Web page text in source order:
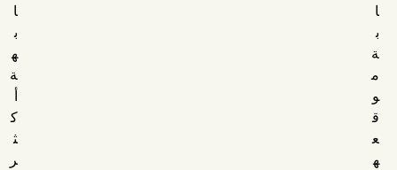
ا
ب
ة
م
و
ق
ع
ه
ا
ب
ه
ة
أ
ك
ث
ر